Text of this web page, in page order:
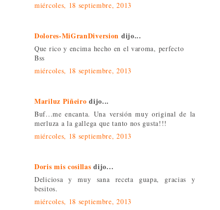
miércoles, 18 septiembre, 2013
Dolores-MiGranDiversion dijo...
Que rico y encima hecho en el varoma, perfecto
Bss
miércoles, 18 septiembre, 2013
Mariluz Piñeiro dijo...
Buf...me encanta. Una versión muy original de la
merluza a la gallega que tanto nos gusta!!!
miércoles, 18 septiembre, 2013
Doris mis cosillas dijo...
Deliciosa y muy sana receta guapa, gracias y
besitos.
miércoles, 18 septiembre, 2013